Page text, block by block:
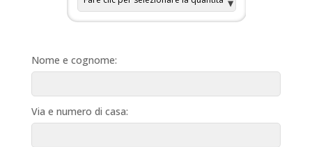
Nome e cognome:
Via e numero di casa: